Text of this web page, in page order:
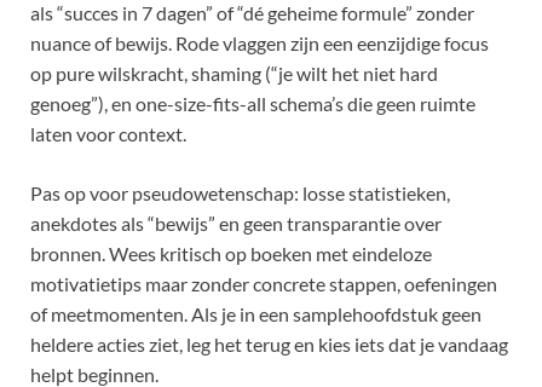
als “succes in 7 dagen” of “dé geheime formule” zonder
nuance of bewijs. Rode vlaggen zijn een eenzijdige focus
op pure wilskracht, shaming (“je wilt het niet hard
genoeg”), en one-size-fits-all schema’s die geen ruimte
laten voor context.
Pas op voor pseudowetenschap: losse statistieken,
anekdotes als “bewijs” en geen transparantie over
bronnen. Wees kritisch op boeken met eindeloze
motivatietips maar zonder concrete stappen, oefeningen
of meetmomenten. Als je in een samplehoofdstuk geen
heldere acties ziet, leg het terug en kies iets dat je vandaag
helpt beginnen.